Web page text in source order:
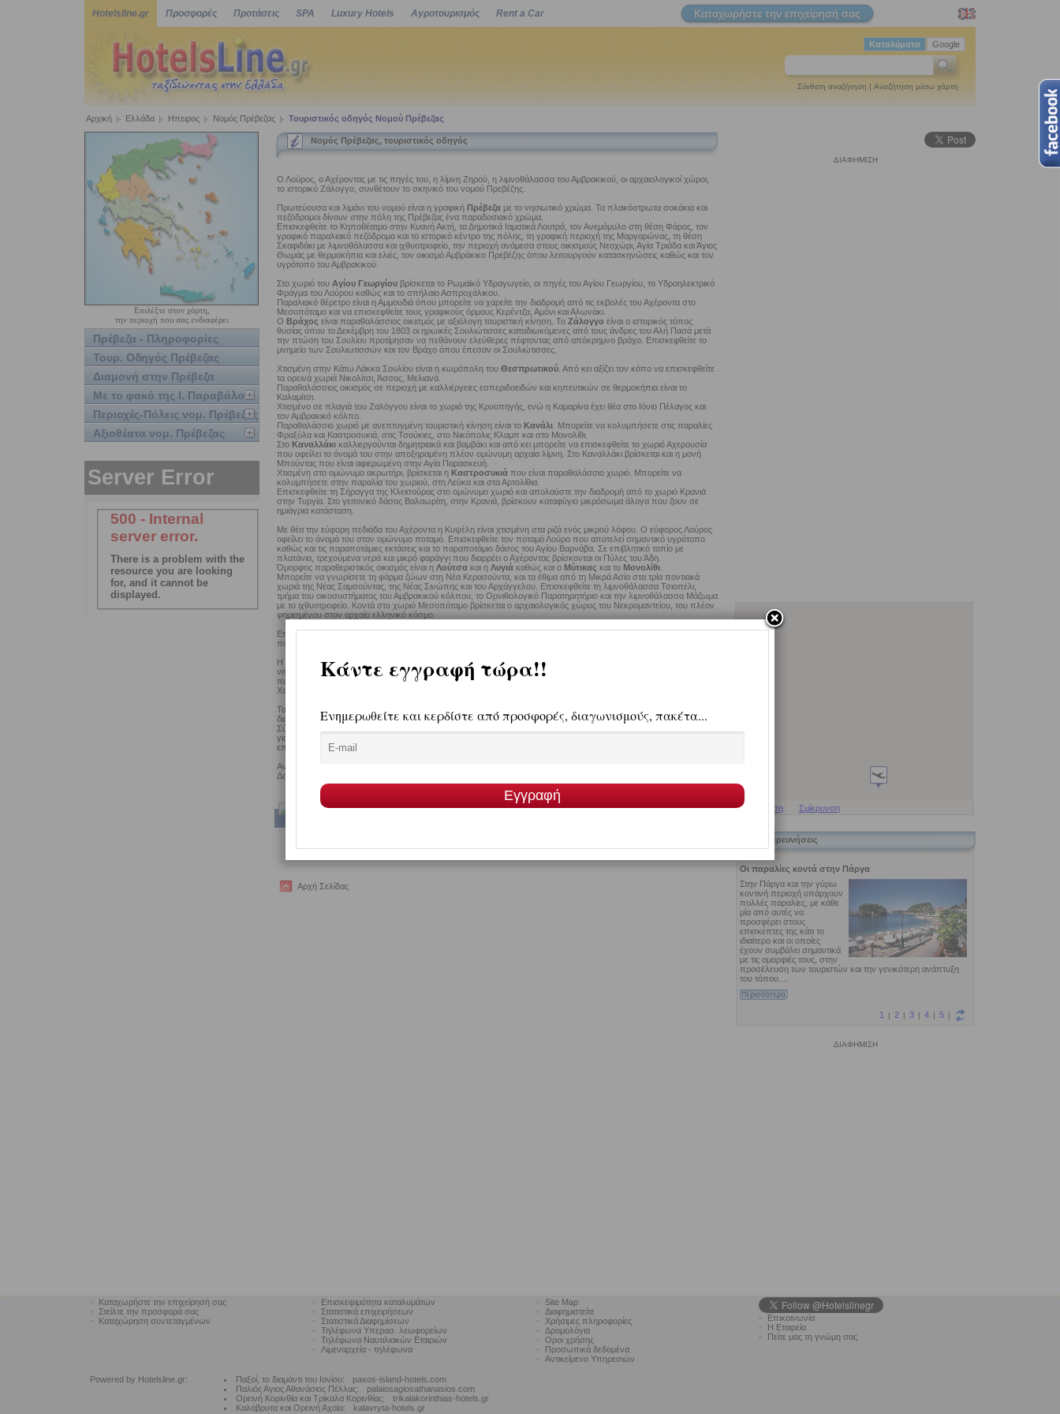
Hotelsline.gr Προσφορές Προτάσεις SPA Luxury Hotels Αγροτουρισμός Rent a Car Καταχωρήστε την επιχείρησή σας
Google
Καταλύματα
Σύνθετη αναζήτηση | Αναζήτηση μέσω χάρτη
Αρχική Ελλάδα Ηπειρος Νομός Πρέβεζας Τουριστικός οδηγός Νομού Πρέβεζας
Επιλέξτε στον χάρτη,
την περιοχή που σας ενδιαφέρει
Πρέβεζα - Πληροφορίες
Τουρ. Οδηγός Πρέβεζας
Διαμονή στην Πρέβεζα
Με το φακό της Ι. Παραβάλου
Περιοχές-Πόλεις νομ. Πρέβεζας
Αξιοθέατα νομ. Πρέβεζας
Νομός Πρέβεζας, τουριστικός οδηγός
Ο Λούρος, ο Αχέροντας με τις πηγές του, η λίμνη Ζηρού, η λιμνοθάλασσα του Αμβρακικού, οι αρχαιολογικοί χώροι,
το ιστορικό Ζάλογγο, συνθέτουν το σκηνικό του νομού Πρεβέζης.
Πρωτεύουσα και λιμάνι του νομού είναι η γραφική Πρέβεζαμε το νησιωτικό χρώμα. Τα πλακόστρωτα σοκάκια και
πεζόδρομοι δίνουν στην πόλη της Πρέβεζας ένα παραδοσιακό χρώμα.
Επισκεφθείτε το Κηποθέατρο στην Κυανή Ακτή, τα Δημοτικά Ιαματικά Λουτρά, τον Ανεμόμυλο στη θέση Φάρος, τον
γραφικό παραλιακό πεζόδρομο και το ιστορικό κέντρο της πόλης, τη γραφική περιοχή της Μαργαρώνας, τη θέση
Σκαφιδάκι με λιμνοθάλασσα και ιχθυοτροφείο, την περιοχή ανάμεσα στους οικισμούς Νεοχώρι, Αγία Τριάδα και Άγιος
Θωμάς με θερμοκήπια και ελιές, τον οικισμό Αμβράκικο Πρεβέζης όπου λειτουργούν κατασκηνώσεις καθώς και τον
υγρότοπο του Αμβρακικού.
Στο χωριό του Αγίου Γεωργίουβρίσκεται το Ρωμαϊκό Υδραγωγείο, οι πηγές του Αγίου Γεωργίου, το Υδροηλεκτρικό
Φράγμα του Λούρου καθώς και το σπήλαιο Ασπροχάλικου.
Παραλιακό θέρετρο είναι η Αμμουδιά όπου μπορείτε να χαρείτε την διαδρομή από τις εκβολές του Αχέροντα στο
Μεσοπόταμο και να επισκεφθείτε τους γραφικούς όρμους Κερέντζα, Αμόνι και Αλωνάκι.
Ο Βράχος είναι παραθαλάσσιος οικισμός με αξιόλογη τουριστική κίνηση. Το Ζάλογγο είναι ο ιστορικός τόπος
θυσίας όπου το Δεκέμβρη του 1803 οι ηρωικές Σουλιώτισσες καταδιωκόμενες από τους άνδρες του Αλή Πασά μετά
την πτώση του Σουλίου προτίμησαν να πεθάνουν ελεύθερες πέφτοντας από απόκρημνο βράχο. Επισκεφθείτε το
μνημείο των Σουλιωτισσών και τον Βράχο όπου έπεσαν οι Σουλιώτισσες.
Χτισμένη στην Κάτω Λάκκα Σουλίου είναι η κωμόπολη του Θεσπρωτικού. Από κει αξίζει τον κόπο να επισκεφθείτε
τα ορεινά χωριά Νικολίτσι, Άσσος, Μελιανά.
Παραθαλάσσιος οικισμός σε περιοχή με καλλιέργειες εσπεριδοειδών και κηπευτικών σε θερμοκήπια είναι το
Καλαμίτσι.
Χτισμένο σε πλαγιά του Ζαλόγγου είναι το χωριό της Κρυοπηγής, ενώ η Καμαρίνα έχει θέα στο Ιόνιο Πέλαγος και
τον Αμβρακικό κόλπο.
Παραθαλάσσιο χωριό με ανεπτυγμένη τουριστική κίνηση είναι το Κανάλι . Μπορείτε να κολυμπήσετε στις παραλίες
Φραξύλα και Καστροσυκιά, στις Τσούκιες, στο Νικόπολις Κλαμπ και στο Μονολίθι.
Στο Καναλλάκι καλλιεργούνται δημητριακά και βαμβάκι και από κει μπορείτε να επισκεφθείτε το χωριό Αχερουσία
που οφείλει το όνομά του στην αποξηραμένη πλέον ομώνυμη αρχαία λίμνη. Στο Καναλλάκι βρίσκεται και η μονή
Μπούντας που είναι αφιερωμένη στην Αγία Παρασκευή.
Χτισμένη στο ομώνυμο ακρωτήρι, βρίσκεται η Καστροσυκιάπου είναι παραθαλάσσιο χωριό. Μπορείτε να
κολυμπήσετε στην παραλία του χωριού, στη Λεύκα και στα Αρτολίθια.
Επισκεφθείτε τη Σήραγγα της Κλεισούρας στο ομώνυμο χωριό και απολαύστε την διαδρομή από το χωριό Κρανιά
στην Τυργία. Στο γειτονικό δάσος Βαλαωρίτη, στην Κρανιά, βρίσκουν καταφύγιο μικρόσωμα άλογα που ζουν σε
ημιάγρια κατάσταση.
Με θέα την εύφορη πεδιάδα του Αχέροντα η Κυψέλη είναι χτισμένη στα ριζά ενός μικρού λόφου. Ο εύφορος Λούρος
οφείλει το όνομά του στον ομώνυμο ποταμό. Επισκεφθείτε τον ποταμό Λούρο που αποτελεί σημαντικό υγρότοπο
καθώς και τις παραποτάμιες εκτάσεις και το παραποτάμιο δάσος του Αγίου Βαρνάβα. Σε επιβλητικό τοπίο με
πλατάνια, τρεχούμενα νερά και μικρό φαράγγι που διαρρέει ο Αχέροντας βρίσκονται οι Πύλες του Άδη.
Όμορφος παραθεριστικός οικισμός είναι η Λούτσακαι η Λυγιάκαθώς και ο Μύτικας και το Μονολίθι
Μπορείτε να γνωρίσετε τη φάρμα ζώων στη Νέα Κερασούντα, και τα έθιμα από τη Μικρά Ασία στα τρία ποντιακά
χωριά της Νέας Σαμσούντας, της Νέας Σινώπης και του Αρχάγγελου. Επισκεφθείτε τη λιμνοθάλασσα Τσιοπέλι,
τμήμα του οικοσυστήματος του Αμβρακικού κόλπου, το Ορνιθολογικό Παρατηρητήριο και την λιμνοθάλασσα Μάζωμα
με το ιχθυοτροφείο. Κοντά στο χωριό Μεσοπόταμο βρίσκεται ο αρχαιολογικός χώρος του Νεκρομαντείου, του πλέον
φημισμένου στον αρχαίο ελληνικό κόσμο.
Επισκεφθείτε το Κάστρο Πέντε Πηγάδια στο ορεινό χωριό του Νέου Γοργόμυλου καθώς και την αρχαίαΝικόπολη
που απλώνεται σε έκταση 9.000 στρεμμάτων στην χερσόνησο της Πρέβεζας.
Η γραφική
Πάργαέχει νησιώτικο χρώμα και σημαντική τουριστική κίνηση. Επισκεφθείτε το νησάκι της Παναγίας, το
νησάκι Μονολίθι, τους παραθεριστικούς οικισμούς Λύχνος και Αγία Κυριακή, τις θαλάσσιες σπηλιές, τον
παραθεριστικό οικισμό Σαρακήνικο, τον παραλιακό οικισμό Βάλτος καθώς και το χωριό Ανθούσα και το χωριό Αγιά.
Χτισμένα σε κατάφυτη περιοχή βρίσκονται τα Ριζά. Επισκεφθείτε το δάσος Λεκατσά εξαιρετικής φυσικής ομορφιάς.
Τα Στενά Αχέροντα είναι εξαιρετικής φυσικής ομορφιάς και καταλήγουν στις πηγές του Αχέροντα. Θα απολαύσετε τη
διαδρομή Γλυκή - Τρίκαστρο.
Σύγχρονη πόλη με όμορφες πλατείες και πεζοδρόμους είναι η
γιατί εδώ φωλιάζουν και αναπαράγονται ορισμένους μήνες του χρόνου τα αποδημητικά πουλιά. Αξίζει τον κόπο να
επισκεφθείτε μεταξύ άλλων στη Φιλιππιάδα, τη λίμνη Ζηρού σε περιοχή κατάφυτη από υπεραιωνόβια δένδρα.
Αν βρεθείτε στο νομό Πρεβέζης αγοράστε αυγοτάραχο, γλυκά κουταλιού και το τοπικό γλυκό ταψιού "αφαλός".
Δοκιμάστε κέφαλο "πετάλι", θαλασσινά, αφαλό, κρέμες, ρυζόγαλο, προβατίνα, γίδα βραστή και γαρδούμπες.
Αρχή Σελίδας
ΔΙΑΦΗΜΙΣΗ
Μεγέθυνση Σμίκρυνση
Εξερευνήσεις
ΔΙΑΦΗΜΙΣΗ
Καταχωρήστε την επιχείρησή σας
Στείλτε την προσφορά σας
Καταχώρηση συντεταγμένων
Επισκεψιμότητα καταλυμάτων
Στατιστικά επιχειρήσεων
Στατιστικά Διαφημίσεων
Τηλέφωνα Υπερασ. λεωφορείων
Τηλέφωνα Ναυτιλιακών Εταιριών
Λιμεναρχεία - τηλέφωνα
Site Map
Διαφημιστείτε
Χρήσιμες πληροφορίες
Δρομολόγια
Οροι χρήσης
Προσωπικά δεδομένα
Αντικείμενο Υπηρεσιών
Επικοινωνία
Η Εταιρεία
Πείτε μας τη γνώμη σας
Powered by Hotelsline.gr: Παξοί, το διαμάντι του Ιονίου:
paxos-island-hotels.com
Παλιός Αγιος Αθανάσιος Πέλλας:
palaiosagiosathanasios.com
Ορεινή Κορινθία και Τρίκαλα Κορινθίας:
trikalakorinthias-hotels.gr
Καλάβρυτα και Ορεινή Αχαϊα:
kalavryta-hotels.gr